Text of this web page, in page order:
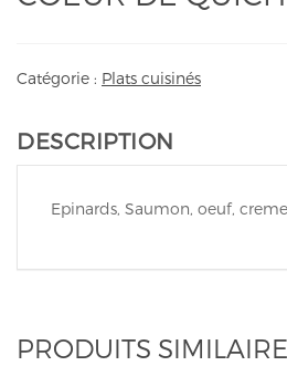
Catégorie : Plats cuisinés
DESCRIPTION
Epinards, Saumon, oeuf,
PRODUITS